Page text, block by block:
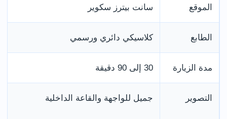
الموقع سانت بيترز سكوير
الطابع كلاسيكي دائري ورسمي
مدة الزيارة 30 إلى 90 دقيقة
التصوير جميل للواجهة والقاعة الداخلية